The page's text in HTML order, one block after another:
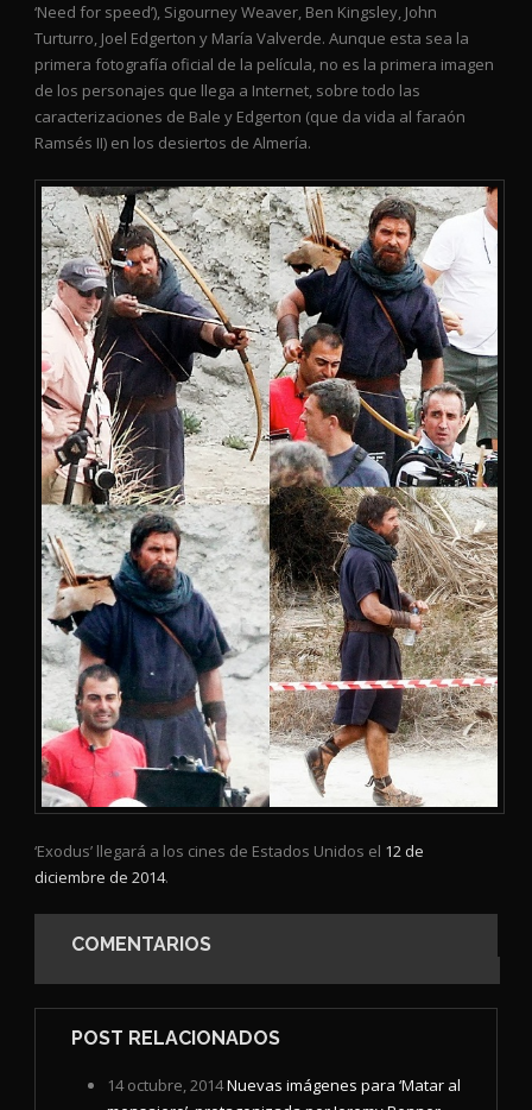
‘Need for speed’), Sigourney Weaver, Ben Kingsley, John
Turturro, Joel Edgerton y María Valverde. Aunque esta sea la
primera fotografía oficial de la película, no es la primera imagen
de los personajes que llega a Internet, sobre todo las
caracterizaciones de Bale y Edgerton (que da vida al faraón
Ramsés II) en los desiertos de Almería.
‘Exodus’ llegará a los cines de Estados Unidos el 12 de
diciembre de 2014.
COMENTARIOS
POST RELACIONADOS
14 octubre, 2014Nuevas imágenes para ‘Matar al